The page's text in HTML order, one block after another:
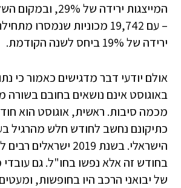
המייצגות ירידה של
– עם 19,742 מכוניות שנמסרו
ירידה של 19% ביחס לשנה הקודמת.
אולם יודעי דבר מדגישים כאמור כי
באוגוסט אינם נושאים בחובם בשורה
מכמה סיבות. ראשית, אוגוסט הוא
כתיקונם נחשב לחודש חלש מהרגיל
הישראלי. בשנת 2019
בחודש זה אלא נפשו בחו"ל. גם
של יבואני הרכב היו בחופשות,